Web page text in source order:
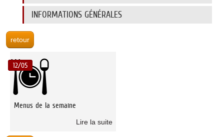
catégories
d'actualitéINFORMATIONS GÉNÉRALES
12/05
Menus de la semaine
Lire la suite